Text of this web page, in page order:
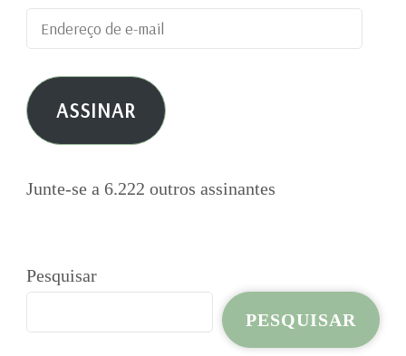
Endereço
de
e-
mail ASSINAR
Junte-se a 6.222 outros assinantes
Pesquisar
PESQUISAR